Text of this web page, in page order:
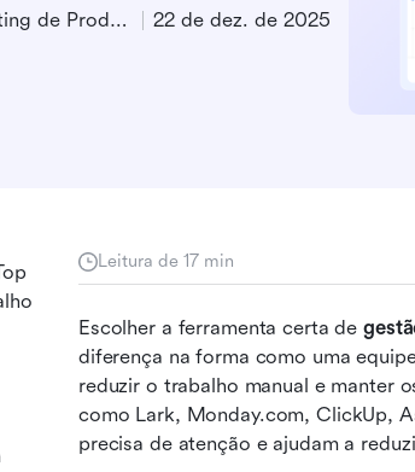
Especialista em Marketing de Produto 22 de dez. de 2025
Leitura de 17 min
Escolher a ferramenta certa de
diferença na forma como uma
reduzir o trabalho manual e manter
como Lark, Monday.com, ClickUp,
precisa de atenção e ajudam a